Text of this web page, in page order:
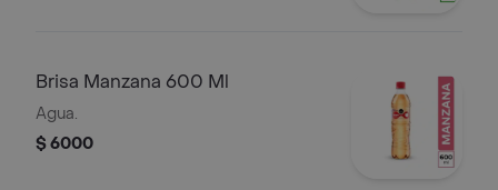
Brisa Manzana 600 Ml
Agua.
$ 6000